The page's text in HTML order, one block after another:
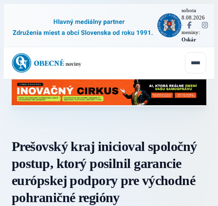
sobota
8.08.2026
·
meniny:
Oskár
Prešovský kraj inicioval spoločný
postup, ktorý posilnil garancie
európskej podpory pre východné
pohraničné regióny